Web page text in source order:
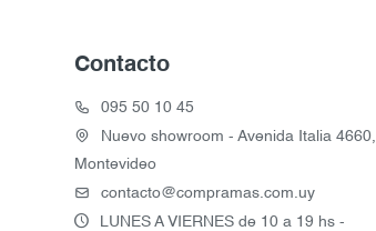
Contacto
095 50 10 45
Nuevo showroom - Avenida Italia 4660,
Montevideo
contacto@compramas.com.uy
LUNES A VIERNES de 10 a 19 hs -